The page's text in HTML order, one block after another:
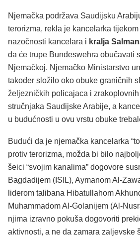
Njemačka podržava Saudijsku
terorizma, rekla je kancelarka
nazočnosti kancelara i kralja
da će trupe Bundeswehra obučavati
Njemačkoj. Njemačko Ministarstvo
također složilo oko obuke graničnih
željezničkih policajaca i
stručnjaka Saudijske Arabije, a
u budućnosti u ovu vrstu obuke
Budući da je njemačka kancelarka
protiv terorizma, možda bi bilo
šeici “svojim kanalima” dogovore
Bagdadijem (ISIL), Aymanom Al-
liderom talibana Hibatullahom
Muhammadom Al-Golanijem (Al-
njima izravno pokuša dogovoriti
aktivnosti, a ne da zamara zaljevske